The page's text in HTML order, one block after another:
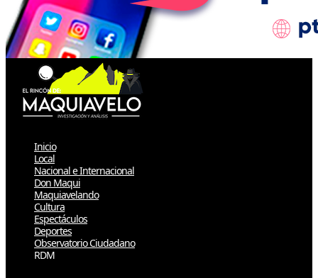
Inicio
Local
Nacional e Internacional
Don Maqui
Maquiavelando
Cultura
Espectáculos
Deportes
Observatorio Ciudadano
RDM